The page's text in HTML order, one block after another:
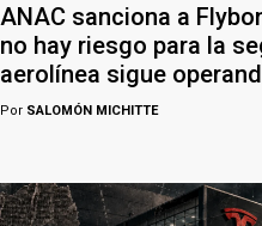
ANAC sanciona a
no hay riesgo para la
aerolínea sigue
Por SALOMÓN MICHITTE